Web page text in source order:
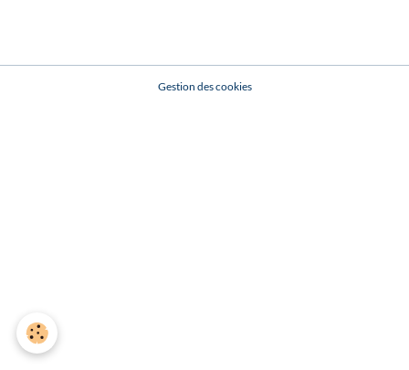
Gestion des cookies